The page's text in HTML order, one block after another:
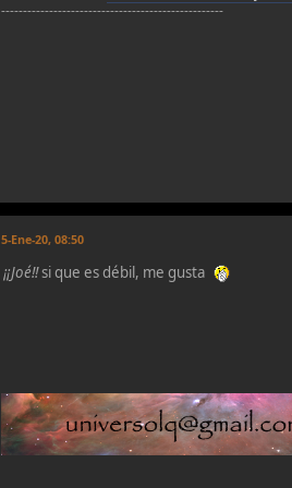
---------------------------------------------------
5-Ene-20, 08:50
¡¡Joé!!si que es débil, me gusta